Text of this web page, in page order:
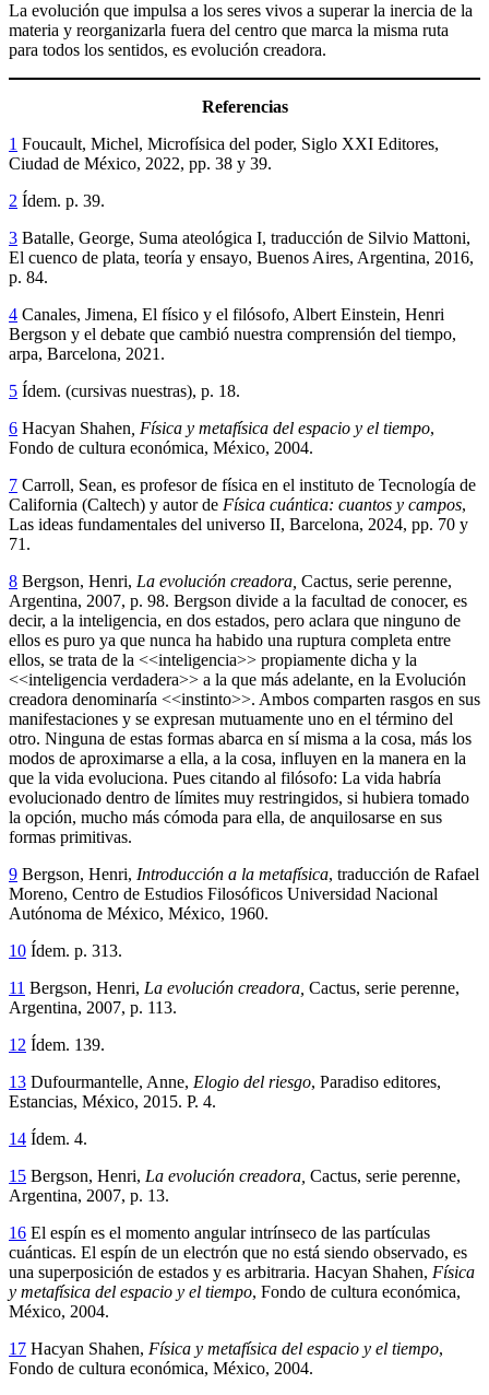
La evolución que impulsa a los seres vivos a superar la inercia de la
materia y reorganizarla fuera del centro que marca la misma ruta
para todos los sentidos, es evolución creadora.
Referencias
1 Foucault, Michel, Microfísica del poder, Siglo XXI Editores,
Ciudad de México, 2022, pp. 38 y 39.
2 Ídem. p. 39.
3 Batalle, George, Suma ateológica I, traducción de Silvio Mattoni,
El cuenco de plata, teoría y ensayo, Buenos Aires, Argentina, 2016,
p. 84.
4 Canales, Jimena, El físico y el filósofo, Albert Einstein, Henri
Bergson y el debate que cambió nuestra comprensión del tiempo,
arpa, Barcelona, 2021.
5 Ídem. (cursivas nuestras), p. 18.
6 Hacyan Shahen , Física y metafísica del espacio y el tiempo,
Fondo de cultura económica, México, 2004.
7 Carroll, Sean, es profesor de física en el instituto de Tecnología de
California (Caltech) y autor de Física cuántica: cuantos y campos,
Las ideas fundamentales del universo II, Barcelona, 2024, pp. 70 y
71.
8 Bergson, Henri, La evolución creadora, Cactus, serie perenne,
Argentina, 2007, p. 98. Bergson divide a la facultad de conocer, es
decir, a la inteligencia, en dos estados, pero aclara que ninguno de
ellos es puro ya que nunca ha habido una ruptura completa entre
ellos, se trata de la <<inteligencia>> propiamente dicha y la
<<inteligencia verdadera>> a la que más adelante, en la Evolución
creadora denominaría <<instinto>>. Ambos comparten rasgos en sus
manifestaciones y se expresan mutuamente uno en el término del
otro. Ninguna de estas formas abarca en sí misma a la cosa, más los
modos de aproximarse a ella, a la cosa, influyen en la manera en la
que la vida evoluciona. Pues citando al filósofo: La vida habría
evolucionado dentro de límites muy restringidos, si hubiera tomado
la opción, mucho más cómoda para ella, de anquilosarse en sus
formas primitivas.
9 Bergson, Henri, Introducción a la metafísica, traducción de Rafael
Moreno, Centro de Estudios Filosóficos Universidad Nacional
Autónoma de México, México, 1960.
10 Ídem. p. 313.
11 Bergson, Henri, La evolución creadora, Cactus, serie perenne,
Argentina, 2007, p. 113.
12 Ídem. 139.
13 Dufourmantelle, Anne, Elogio del riesgo, Paradiso editores,
Estancias, México, 2015. P. 4.
14 Ídem. 4.
15 Bergson, Henri, La evolución creadora, Cactus, serie perenne,
Argentina, 2007, p. 13.
16 El espín es el momento angular intrínseco de las partículas
cuánticas. El espín de un electrón que no está siendo observado, es
una superposición de estados y es arbitraria. Hacyan Shahen, Física
y metafísica del espacio y el tiempo, Fondo de cultura económica,
México, 2004.
17 Hacyan Shahen, Física y metafísica del espacio y el tiempo,
Fondo de cultura económica, México, 2004.